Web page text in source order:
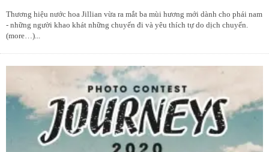
Thương hiệu nước hoa Jillian vừa ra mắt ba mùi hương mới dành cho phái nam
- những người khao khát những chuyến đi và yêu thích tự do dịch chuyển.
(more…)...